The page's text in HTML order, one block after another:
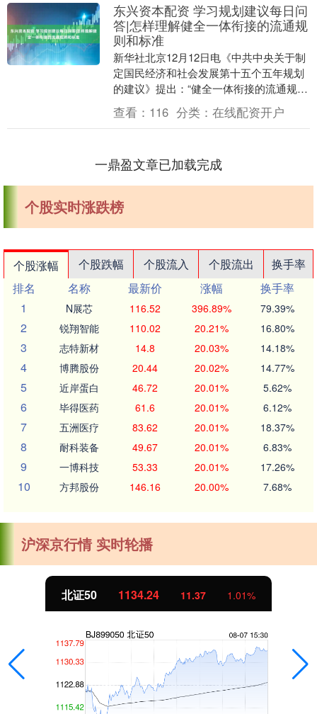
东兴资本配资 学习规划建议每日问
答|怎样理解健全一体衔接的流通规
则和标准
新华社北京12月12日电《中共中央关于制
定国民经济和社会发展第十五个五年规划
的建议》提出：“健全一体衔接的流通规则
和标准”。这是坚持目标导向和问题导向、
推动降低....
查看： 116 分类： 在线配资开户
一鼎盈文章已加载完成
个股实时涨跌榜
个股涨幅 个股跌幅 个股流入 个股流出
换手率
排名
名称 最新价 涨幅
换手率
1
N展芯 116.52 396.89% 79.39%
2 锐翔智能 110.02 20.21% 16.80%
3 志特新材 14.8 20.03% 14.18%
4 博腾股份 20.44 20.02% 14.77%
5 近岸蛋白 46.72 20.01% 5.62%
6 毕得医药 61.6 20.01% 6.12%
7 五洲医疗 83.62 20.01% 18.37%
8 耐科装备 49.67 20.01% 6.83%
9 一博科技 53.33 20.01% 17.26%
10 方邦股份 146.16 20.00% 7.68%
沪深京行情 实时轮播
北证50 1134.24 11.37 1.01%